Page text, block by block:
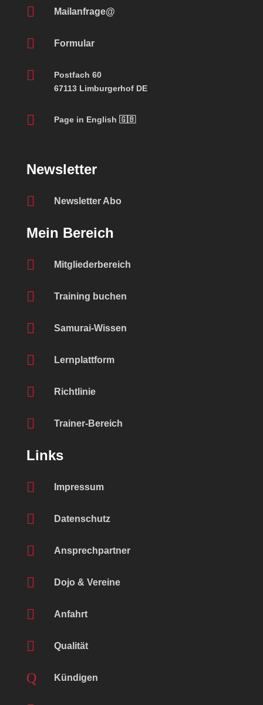
 Mailanfrage@
 Formular

Postfach 60
67113 Limburgerhof DE
 Page in English 🇬🇧
Newsletter
 Newsletter Abo
Mein Bereich
 Mitgliederbereich
 Training buchen
 Samurai-Wissen
 Lernplattform
 Richtlinie
 Trainer-Bereich
Links
 Impressum
 Datenschutz
 Ansprechpartner
 Dojo & Vereine
 Anfahrt
 Qualität
Q Kündigen